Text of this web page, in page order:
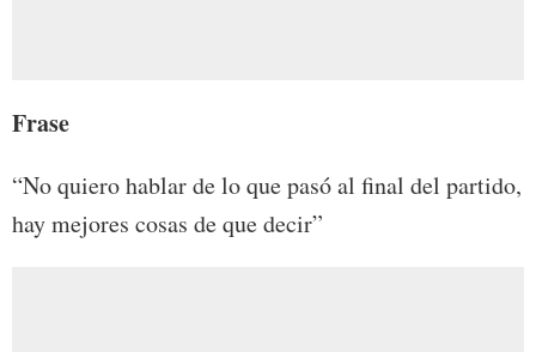
Frase
“No quiero hablar de lo que pasó al final del partido,
hay mejores cosas de que decir”